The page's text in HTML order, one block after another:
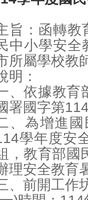
旨：函轉教
中小學安
所屬學校教
明：
、依據教育
署國字第
、為增進
學年度安
，教育部國
理安全教育
、前開工作